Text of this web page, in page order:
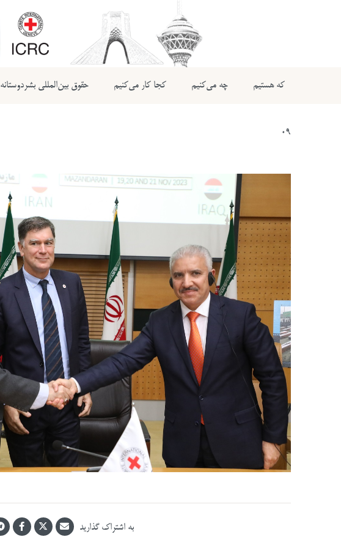
که هستیم چه می‌کنیم کجا کار می‌کنیم حقوق بین‌المللی بشردوستانه
09
به اشتراک گذارید